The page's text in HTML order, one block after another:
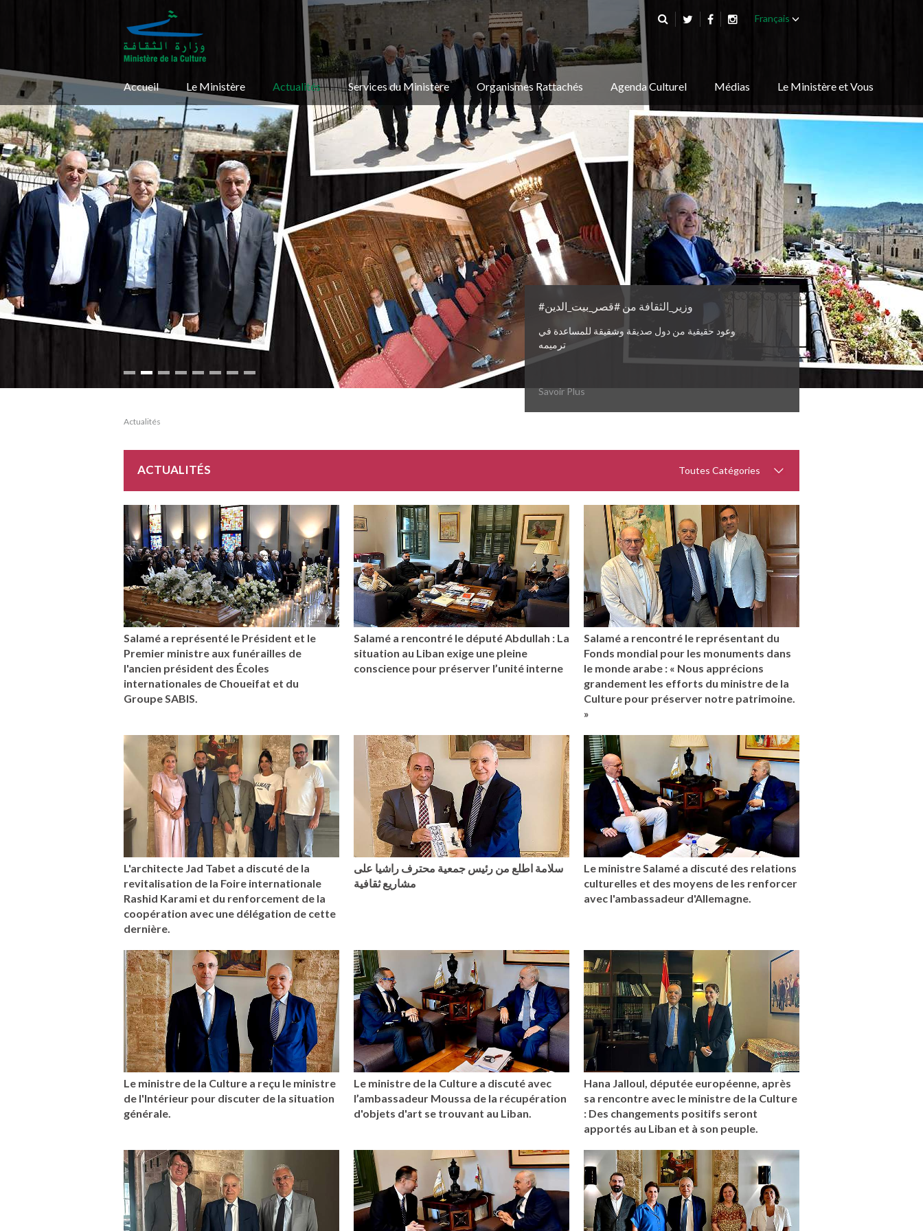
Français
Accueil Le Ministère Actualités Services du Ministère Organismes Rattachés Agenda Culturel Médias Le Ministère et Vous
#وزير_الثقافة من #قصر_بيت_الدين
وعود حقيقية من دول صديقة وشقيقة للمساعدة في
ترميمه
Savoir Plus
Actualités
ACTUALITÉS
Salamé a représenté le Président et le
Premier ministre aux funérailles de
l'ancien président des Écoles
internationales de Choueifat et du
Groupe SABIS.
Salamé a rencontré le député Abdullah : La
situation au Liban exige une pleine
conscience pour préserver l’unité interne
Salamé a rencontré le représentant du
Fonds mondial pour les monuments dans
le monde arabe : « Nous apprécions
grandement les efforts du ministre de la
Culture pour préserver notre patrimoine.
»
L'architecte Jad Tabet a discuté de la
revitalisation de la Foire internationale
Rashid Karami et du renforcement de la
coopération avec une délégation de cette
dernière.
سلامة اطلع من رئيس جمعية محترف راشيا على
مشاريع ثقافية
Le ministre Salamé a discuté des relations
culturelles et des moyens de les renforcer
avec l'ambassadeur d'Allemagne.
Le ministre de la Culture a reçu le ministre
de l'Intérieur pour discuter de la situation
générale.
Le ministre de la Culture a discuté avec
l’ambassadeur Moussa de la récupération
d'objets d'art se trouvant au Liban.
Hana Jalloul, députée européenne, après
sa rencontre avec le ministre de la Culture
: Des changements positifs seront
apportés au Liban et à son peuple.